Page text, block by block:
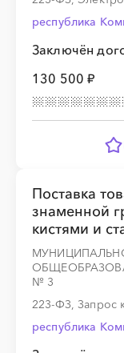
республика
Заключён
130 500 ₽
Поставка
знаменной
кистями и
№ 3
223-ФЗ, Запрос
республика